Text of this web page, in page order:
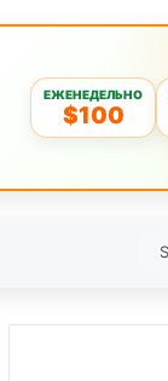
ЕЖЕНЕДЕЛЬНО
$100